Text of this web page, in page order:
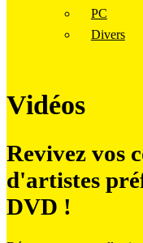
PC
Divers
Vidéos
Revivez vos
d'artistes
DVD !